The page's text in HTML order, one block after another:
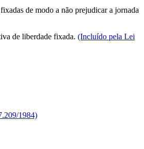
de modo a não prejudicar a jornada
de liberdade fixada. (Incluído pela Lei
1984)